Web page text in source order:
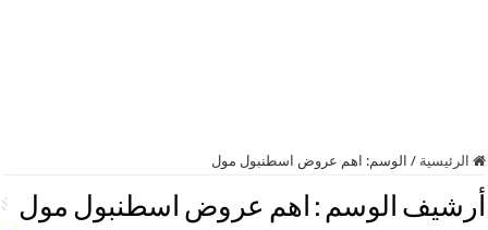
الرئيسية / الوسم: اهم عروض اسطنبول مول
أرشيف الوسم : اهم عروض اسطنبول مول